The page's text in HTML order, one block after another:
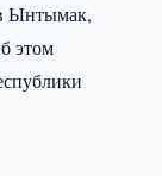
Ынтымак,
этом